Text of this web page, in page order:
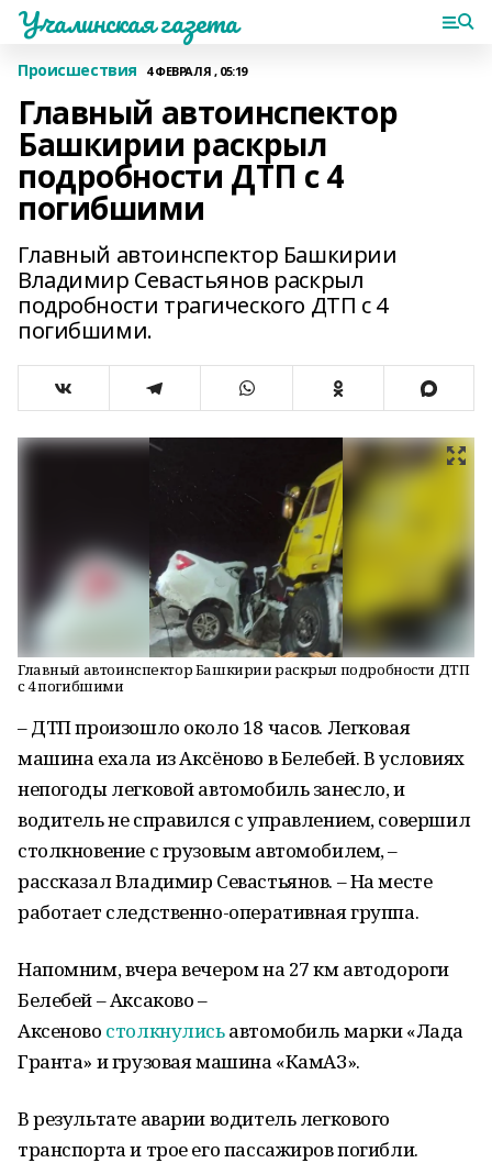
Учалинская газета
Происшествия 4 ФЕВРАЛЯ , 05:19
Главный автоинспектор
Башкирии раскрыл
подробности ДТП с 4
погибшими
Главный автоинспектор Башкирии
Владимир Севастьянов раскрыл
подробности трагического ДТП с 4
погибшими.
Главный автоинспектор Башкирии раскрыл подробности ДТП
с 4 погибшими
– ДТП произошло около 18 часов. Легковая
машина ехала из Аксёново в Белебей. В условиях
непогоды легковой автомобиль занесло, и
водитель не справился с управлением, совершил
столкновение с грузовым автомобилем, –
рассказал Владимир Севастьянов. – На месте
работает следственно-оперативная группа.
Напомним, вчера вечером на 27 км автодороги
Белебей – Аксаково –
Аксеново столкнулисьавтомобиль марки «Лада
Гранта» и грузовая машина «КамАЗ».
В результате аварии водитель легкового
транспорта и трое его пассажиров погибли.